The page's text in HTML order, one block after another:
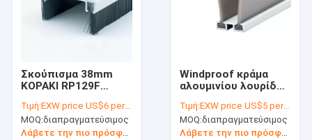
Σκούπισμα 38mm
ΚΟΡΑΚΙ RP129F
βουρτσών πορτών
Commerial πλάτους
Τιμή:EXW price US$6 per piece
MOQ:διαπραγματεύσιμος
Λάβετε την πιο πρόσφατη τιμή
Windproof κράμα
αλουμινίου λουρίδων
σφραγίδων πορτών
με τη λαστιχένια
ταινία TPE
Τιμή:EXW price US$5 per piece
MOQ:διαπραγματεύσιμος
Λάβετε την πιο πρόσφατη τιμή